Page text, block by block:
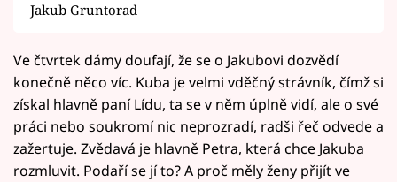
Jakub Gruntorad
Ve čtvrtek dámy doufají, že se o Jakubovi dozvědí
konečně něco víc. Kuba je velmi vděčný strávník, čímž si
získal hlavně paní Lídu, ta se v něm úplně vidí, ale o své
práci nebo soukromí nic neprozradí, radši řeč odvede a
zažertuje. Zvědavá je hlavně Petra, která chce Jakuba
rozmluvit. Podaří se jí to? A proč měly ženy přijít ve